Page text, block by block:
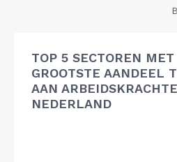
TOP 5 SECTOREN MET
GROOTSTE AANDEEL
AAN
NEDERLAND